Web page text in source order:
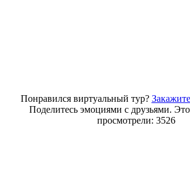
Понравился виртуальный тур?
Поделитесь эмоциями с друзьями.
просмотрели: 3526